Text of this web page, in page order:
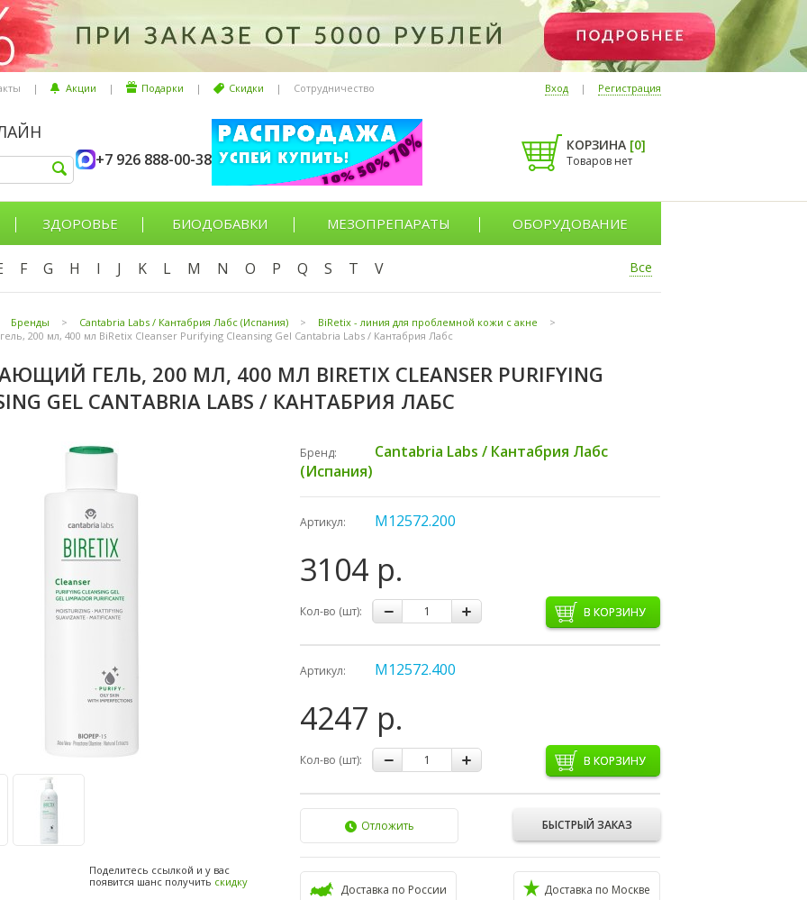
| Акции | Подарки | Скидки | Сотрудничество Вход | Регистрация
+7 926 888-00-38
КОРЗИНА [0]
Товаров нет
ЗДОРОВЬЕ БИОДОБАВКИ МЕЗОПРЕПАРАТЫ ОБОРУДОВАНИЕ
F G H I J K L M N O P Q S T V Все
Бренды > Cantabria Labs / Кантабрия Лабс (Испания) > BiRetix - линия для проблемной кожи с акне
>
200 мл, 400 мл BiRetix Cleanser Purifying Cleansing Gel Cantabria Labs / Кантабрия Лабс
ГЕЛЬ, 200 МЛ, 400 МЛ BIRETIX CLEANSER PURIFYING
GEL CANTABRIA LABS / КАНТАБРИЯ ЛАБС
Поделитесь ссылкой и у вас
появится шанс получить скидку
Бренд:
Cantabria Labs / Кантабрия Лабс
(Испания)
Артикул: М12572.200
3104 р.
Кол-во (шт): В КОРЗИНУ
Артикул: М12572.400
4247 р.
Кол-во (шт): В КОРЗИНУ
БЫСТРЫЙ ЗАКАЗ
Отложить
Доставка по России Доставка по Москве